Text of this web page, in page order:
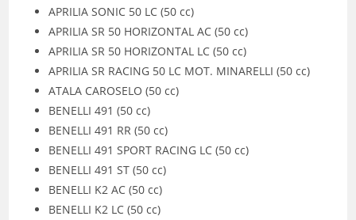
APRILIA SONIC 50 LC (50 cc)
APRILIA SR 50 HORIZONTAL AC (50 cc)
APRILIA SR 50 HORIZONTAL LC (50 cc)
APRILIA SR RACING 50 LC MOT. MINARELLI (50 cc)
ATALA CAROSELO (50 cc)
BENELLI 491 (50 cc)
BENELLI 491 RR (50 cc)
BENELLI 491 SPORT RACING LC (50 cc)
BENELLI 491 ST (50 cc)
BENELLI K2 AC (50 cc)
BENELLI K2 LC (50 cc)